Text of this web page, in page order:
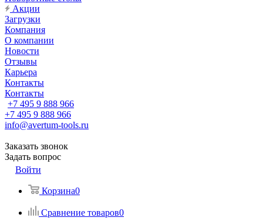
Акции
Загрузки
Компания
О компании
Новости
Отзывы
Карьера
Контакты
Контакты
+7 495 9 888 966
+7 495 9 888 966
info@avertum-tools.ru
Заказать звонок
Задать вопрос
Войти
Корзина0
Сравнение товаров0